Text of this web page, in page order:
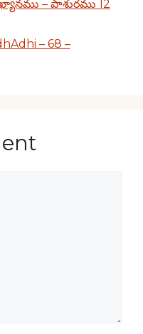
– పాశురము 12
– 68 –